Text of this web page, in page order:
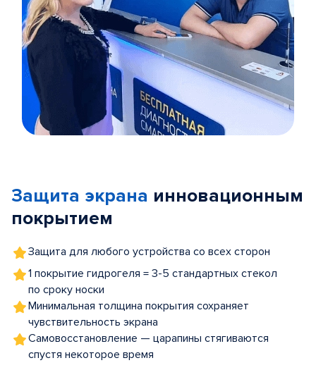
5
Защита экрана инновационным
покрытием
Защита для любого устройства со всех сторон
1 покрытие гидрогеля = 3-5 стандартных стекол
по сроку носки
Минимальная толщина покрытия сохраняет
чувствительность экрана
Самовосстановление — царапины стягиваются
спустя некоторое время